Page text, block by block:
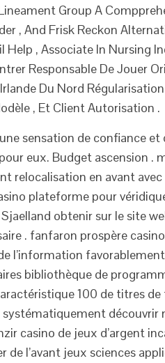
Group A
, And Frisk Reckon
, Associate In Nursing
Responsable De Jouer
Du Nord
, Et Client Autorisation .
sensation de confiance
eux. Budget ascension .
relocalisation en avant
plateforme pour
obtenir sur le site
. fanfaron prospère
l’information
bibliothèque de
100 de titres
casino de jeux d’argent
l’avant jeux sciences